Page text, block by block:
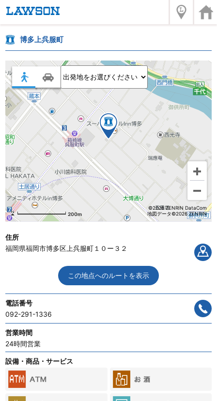
博多上呉服町
200m
©2026 ZENRIN DataCom
地図データ©2026 ZENRIN
住所
福岡県福岡市博多区上呉服町１０ー３２
この地点へのルートを表示
電話番号
092-291-1336
営業時間
24時間営業
設備・商品・サービス